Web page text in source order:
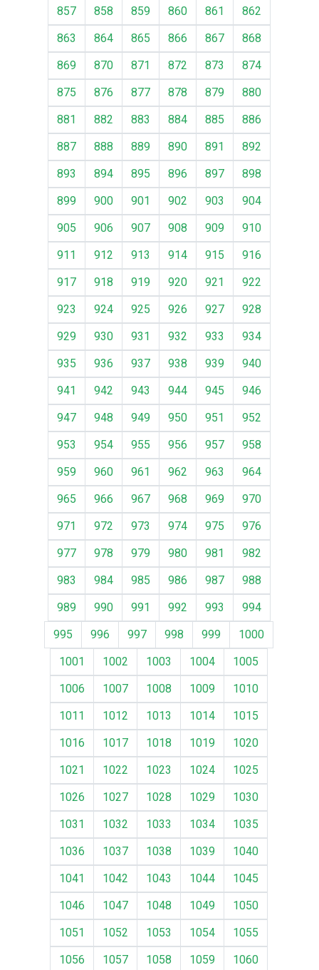
857
858 859 860 861
862
863
864 865 866 867
868
869
870 871 872 873
874
875
876 877 878 879
880
881
882 883 884 885
886
887
888 889 890 891
892
893
894 895 896 897
898
899
900 901 902 903
904
905
906 907 908 909
910
911
912 913 914 915
916
917
918 919 920 921
922
923
924 925 926 927
928
929
930 931 932 933
934
935
936 937 938 939
940
941
942 943 944 945
946
947
948 949 950 951
952
953
954 955 956 957
958
959
960 961 962 963
964
965
966 967 968 969
970
971
972 973 974 975
976
977
978 979 980 981
982
983
984 985 986 987
988
989
990 991 992 993
994
995
996 997 998 999
1000
1001
1002 1003 1004
1005
1006
1007 1008 1009
1010
1011
1012 1013 1014
1015
1016
1017 1018 1019
1020
1021
1022 1023 1024
1025
1026
1027 1028 1029
1030
1031
1032 1033 1034
1035
1036
1037 1038 1039
1040
1041
1042 1043 1044
1045
1046
1047 1048 1049
1050
1051
1052 1053 1054
1055
1056
1057 1058 1059 1060